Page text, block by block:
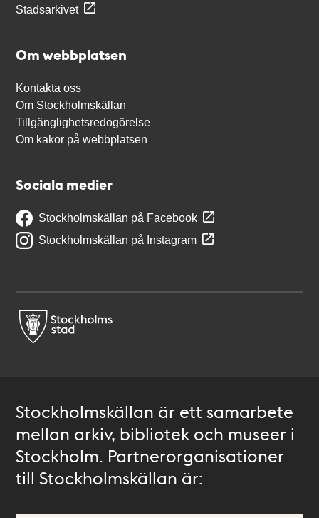
Stadsarkivet
Om webbplatsen
Kontakta oss
Om Stockholmskällan
Tillgänglighetsredogörelse
Om kakor på webbplatsen
Sociala medier
Stockholmskällan på Facebook
Stockholmskällan på Instagram
Stockholmskällan är ett samarbete
mellan arkiv, bibliotek och museer i
Stockholm. Partnerorganisationer
till Stockholmskällan är: